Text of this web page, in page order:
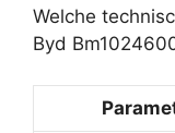
Welche
Byd